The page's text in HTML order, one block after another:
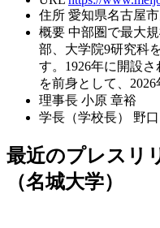
住所 愛知県名古屋
概要 中部圏で最大
部、大学院9研究科
す。1926年に開設さ
を前身として、
理事長 小原 章裕
学長（学校長）
野
最近のプレスリ
（名城大学）